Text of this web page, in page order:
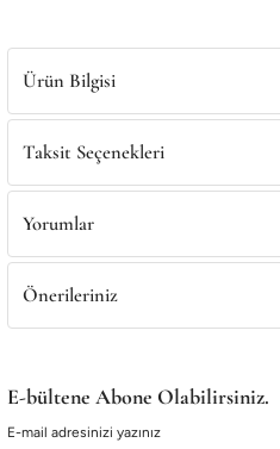
Ürün Bilgisi
Taksit Seçenekleri
Yorumlar
Önerileriniz
E-bültene Abone Olabilirsiniz.